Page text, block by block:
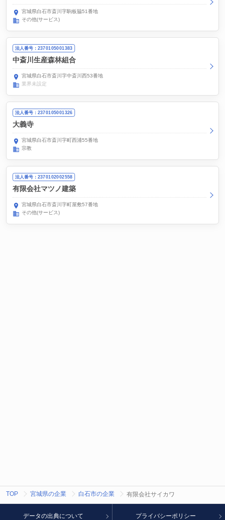
宮城県白石市斎川字駒板脇51番地
その他(サービス)
法人番号：2370105001383
中斎川生産森林組合
宮城県白石市斎川字中斎川西53番地
業界未設定
法人番号：2370105001326
大義寺
宮城県白石市斎川字町西浦55番地
宗教
法人番号：2370102002558
有限会社マツノ建築
宮城県白石市斎川字町屋敷57番地
その他(サービス)
TOP 宮城県の企業 白石市の企業 有限会社サイカワ
データの出典について プライバシーポリシー